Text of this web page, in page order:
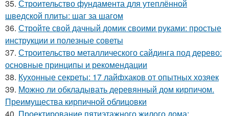
35. Строительство фундамента для утеплённой
шведской плиты: шаг за шагом
36. Стройте свой дачный домик своими руками: простые
инструкции и полезные советы
37. Строительство металлического сайдинга под дерево:
основные принципы и рекомендации
38. Кухонные секреты: 17 лайфхаков от опытных хозяек
39. Можно ли обкладывать деревянный дом кирпичом.
Преимущества кирпичной облицовки